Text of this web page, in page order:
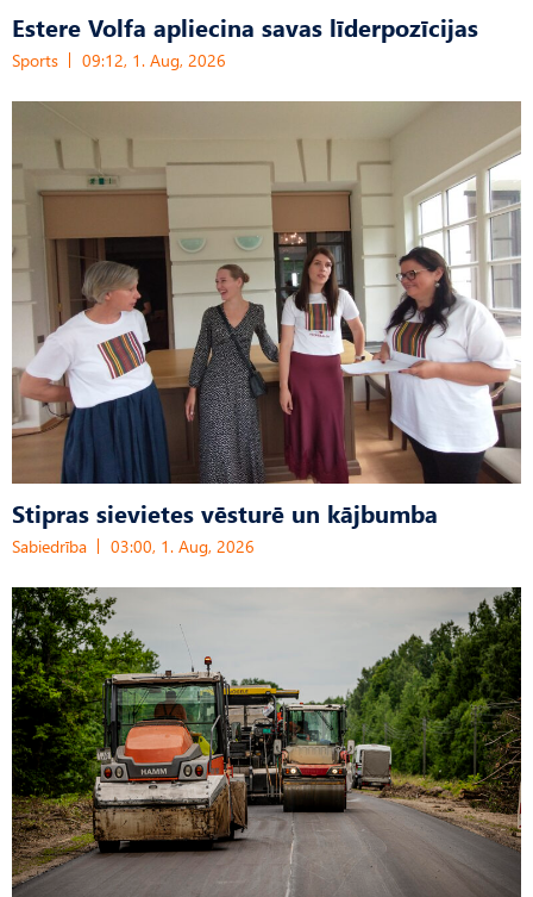
Estere Volfa apliecina savas līderpozīcijas
Sports 09:12, 1. Aug, 2026
Stipras sievietes vēsturē un kājbumba
Sabiedrība 03:00, 1. Aug, 2026